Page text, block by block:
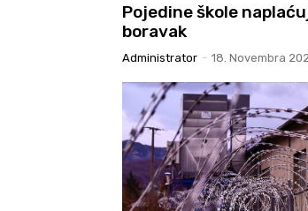
Pojedine škole
boravak
Administrator - 18. Novembra